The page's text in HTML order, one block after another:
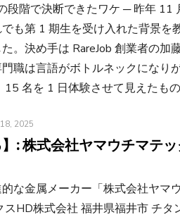
段階で決断できたワケ ─ 昨年 11
も第 1 期生を受け入れた背景を
。決め手は RareJob 創業者の加
職は言語がボトルネックになり
15 名を 1 日体験させて見えたも
18, 2025
】: 株式会社ヤマウチマテ
な金属メーカー「株式会社ヤマ
スHD株式会社 福井県福井市 チ